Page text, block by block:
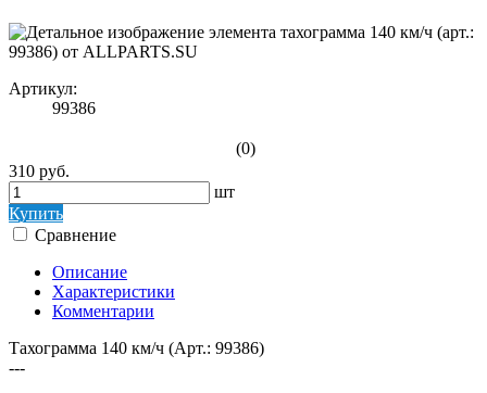
Артикул:
99386
(0)
310 руб.
шт
Купить
Сравнение
Описание
Характеристики
Комментарии
Тахограмма 140 км/ч (Арт.: 99386)
---